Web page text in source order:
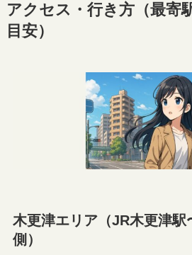
アクセス・行き方（最寄
目安）
木更津エリア（JR木更津駅
側）